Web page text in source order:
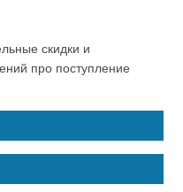
скидки и
про поступление